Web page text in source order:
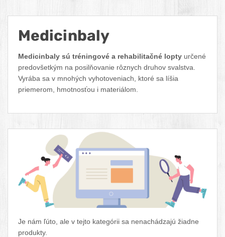
Medicinbaly
Medicinbaly sú tréningové a rehabilitačné lopty určené
predovšetkým na posilňovanie rôznych druhov svalstva.
Vyrába sa v mnohých vyhotoveniach, ktoré sa líšia
priemerom, hmotnosťou i materiálom.
Je nám ľúto, ale v tejto kategórii sa nenachádzajú žiadne
produkty.